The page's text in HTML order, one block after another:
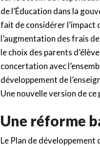
de l’Éducation dans la
fait de considérer l’impact
l’augmentation des frais
le choix des parents
concertation avec
développement de
Une nouvelle version de
Une réforme
Le Plan de développement